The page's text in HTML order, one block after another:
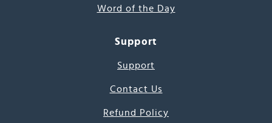
Word of the Day
Support
Support
Contact Us
Refund Policy